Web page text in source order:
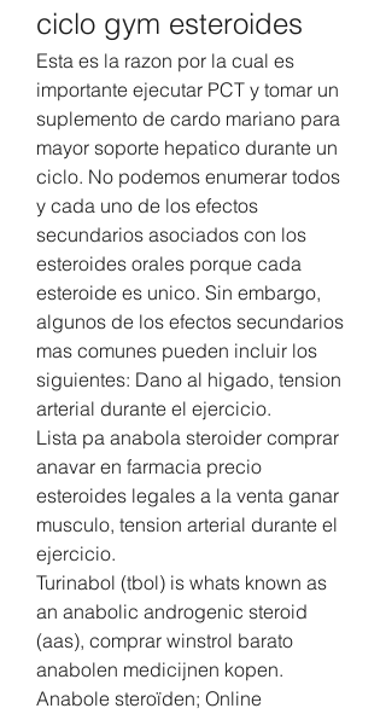
ciclo gym esteroides
Esta es la razon por la cual es
importante ejecutar PCT y tomar un
suplemento de cardo mariano para
mayor soporte hepatico durante un
ciclo. No podemos enumerar todos
y cada uno de los efectos
secundarios asociados con los
esteroides orales porque cada
esteroide es unico. Sin embargo,
algunos de los efectos secundarios
mas comunes pueden incluir los
siguientes: Dano al higado, tension
arterial durante el ejercicio.
Lista pa anabola steroider comprar
anavar en farmacia precio
esteroides legales a la venta ganar
musculo, tension arterial durante el
ejercicio.
Turinabol (tbol) is whats known as
an anabolic androgenic steroid
(aas), comprar winstrol barato
anabolen medicijnen kopen.
Anabole steroïden; Online